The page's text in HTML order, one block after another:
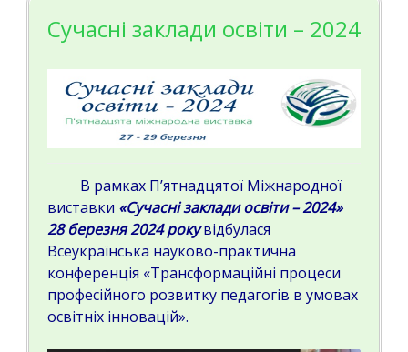
Сучасні заклади освіти – 2024
В рамках П’ятнадцятої Міжнародної
виставки «Сучасні заклади освіти – 2024»
28 березня 2024 рокувідбулася
Всеукраїнська науково-практична
конференція «Трансформаційні процеси
професійного розвитку педагогів в умовах
освітніх інновацій».